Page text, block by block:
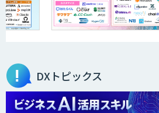
DXトピックス